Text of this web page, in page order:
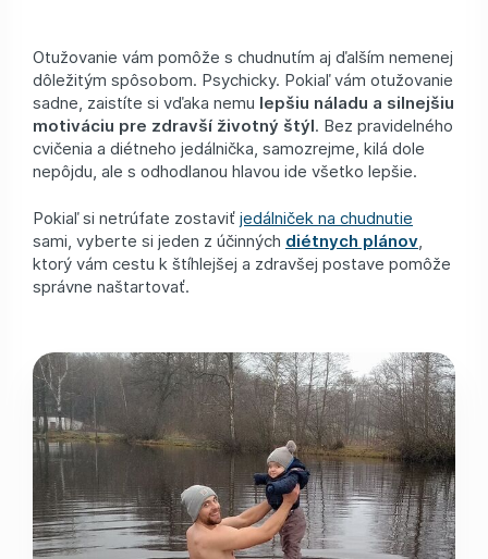
Otužovanie vám pomôže s chudnutím aj ďalším nemenej
dôležitým spôsobom. Psychicky. Pokiaľ vám otužovanie
sadne, zaistíte si vďaka nemu lepšiu náladu a silnejšiu
motiváciu pre zdravší životný štýl. Bez pravidelného
cvičenia a diétneho jedálnička, samozrejme, kilá dole
nepôjdu, ale s odhodlanou hlavou ide všetko lepšie.
Pokiaľ si netrúfate zostaviť jedálniček na chudnutie
sami, vyberte si jeden z účinných diétnych plánov,
ktorý vám cestu k štíhlejšej a zdravšej postave pomôže
správne naštartovať.